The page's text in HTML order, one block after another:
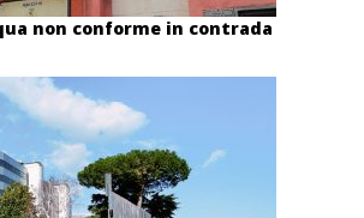
non conforme in contrada